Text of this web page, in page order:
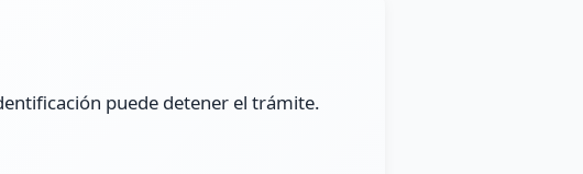
puede detener el trámite.